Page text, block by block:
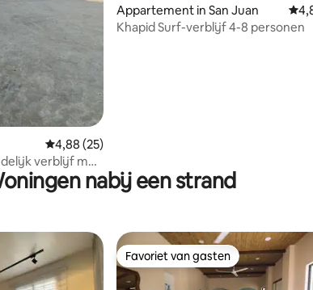
Gemiddelde beoordeling van 4,88 uit 5, 25
4,88 (25)
verblijf met
Appartement in San Juan
Khapid Surf-verblijf 4-8 personen
nabij een strand
Favoriet van gasten
Favoriet van gasten